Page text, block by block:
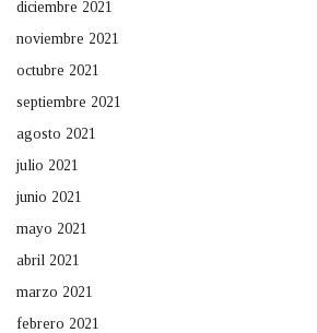
diciembre 2021
noviembre 2021
octubre 2021
septiembre 2021
agosto 2021
julio 2021
junio 2021
mayo 2021
abril 2021
marzo 2021
febrero 2021